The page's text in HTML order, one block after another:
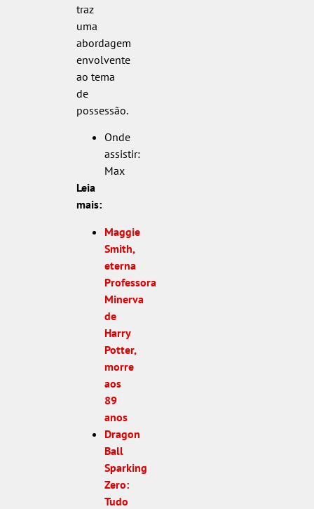
traz
uma
abordagem
envolvente
ao tema
de
possessão.
Onde
assistir:
Max
Leia
mais:
Maggie
Smith,
eterna
Professora
Minerva
de
Harry
Potter,
morre
aos
89
anos
Dragon
Ball
Sparking
Zero:
Tudo